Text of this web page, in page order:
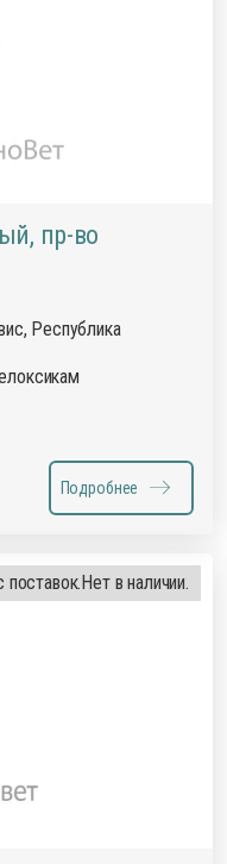
пр-во
Республика
Подробнее
поставок.Нет в наличии.